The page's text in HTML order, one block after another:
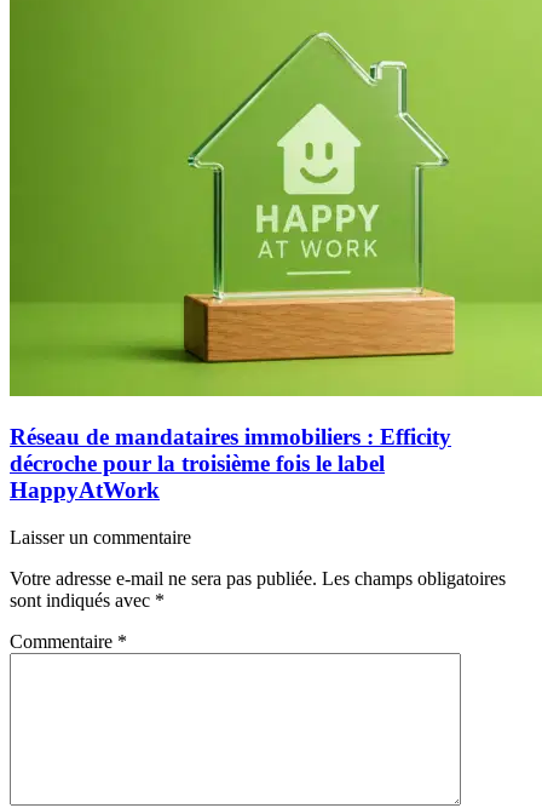
Réseau de mandataires immobiliers : Efficity
décroche pour la troisième fois le label
HappyAtWork
Laisser un commentaire
Votre adresse e-mail ne sera pas publiée. Les champs obligatoires
sont indiqués avec *
Commentaire *